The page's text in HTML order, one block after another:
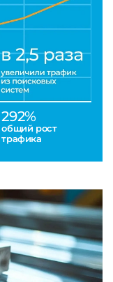
292%
общий рост
трафика